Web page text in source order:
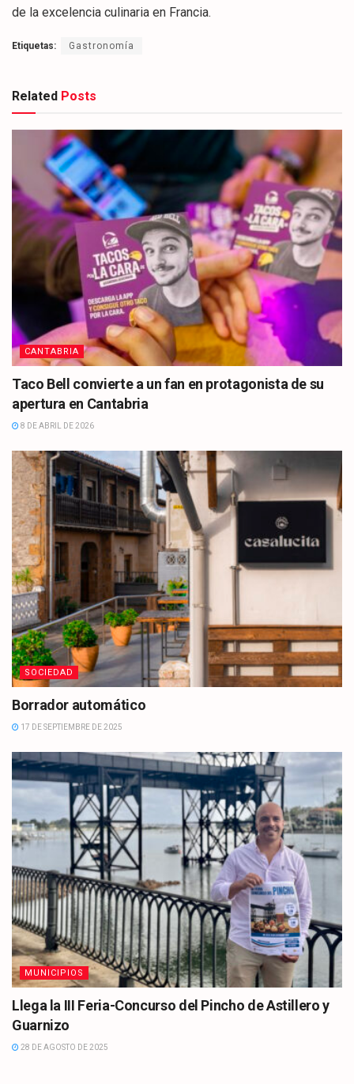
de la excelencia culinaria en Francia.
Etiquetas: Gastronomía
Related Posts
CANTABRIA
Taco Bell convierte a un fan en protagonista de su
apertura en Cantabria
8 DE ABRIL DE 2026
SOCIEDAD
Borrador automático
17 DE SEPTIEMBRE DE 2025
MUNICIPIOS
Llega la III Feria-Concurso del Pincho de Astillero y
Guarnizo
28 DE AGOSTO DE 2025